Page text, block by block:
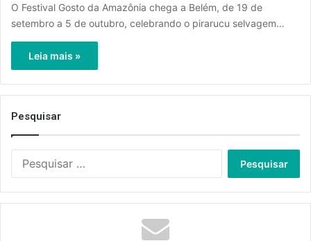
O Festival Gosto da Amazônia chega a Belém, de 19 de
setembro a 5 de outubro, celebrando o pirarucu selvagem…
Leia mais »
Pesquisar